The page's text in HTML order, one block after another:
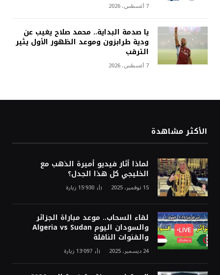
7 أغسطس، 2026
يا صدمة البداية.. محمد صلاح يغيب عن
ودية طرابزون وموعد الظهور الأول يثير
الترقب
7 أغسطس، 2026
الأكثر مشاهدة
لماذا أثار فيديو أميرة الذهب مع
الخليجي كل هذا الجدل؟
15 نوفمبر، 2025 15٬930 زيارة
لقاء السحاب.. موعد مباراة الجزائر
والسودان اليوم Algeria vs Sudan
والقنوات الناقلة
24 ديسمبر، 2025 13٬097 زيارة